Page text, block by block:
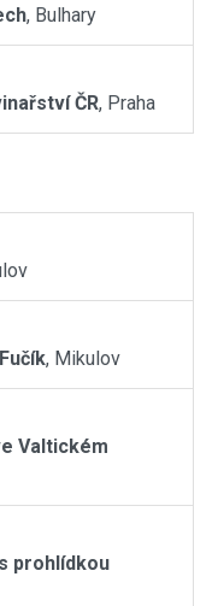
, Bulhary
ČR, Praha
, Mikulov
Valtickém
prohlídkou